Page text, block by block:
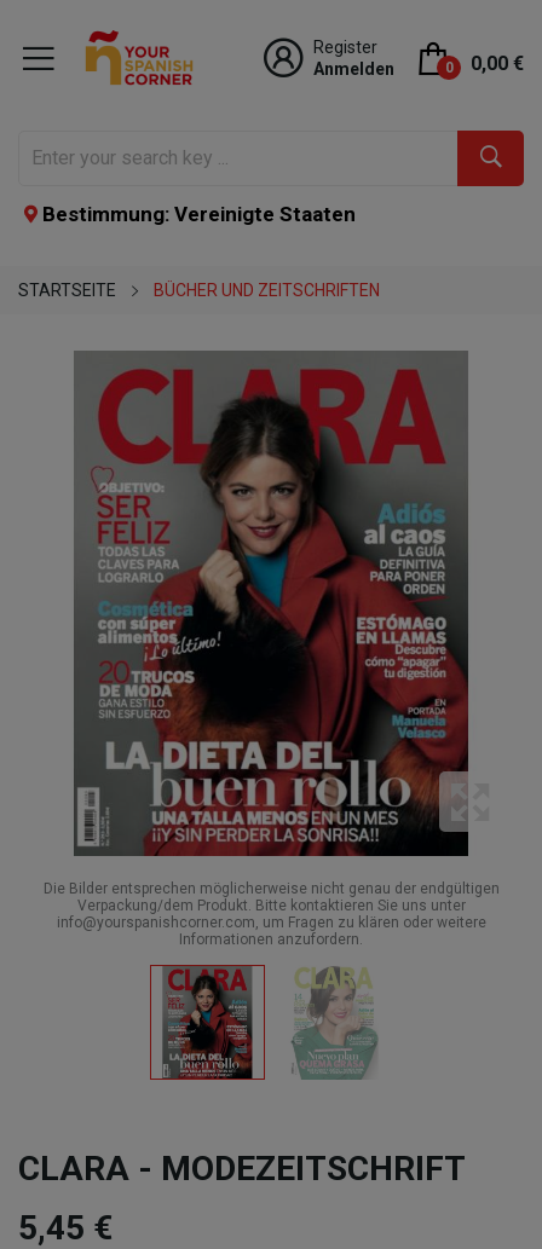
Register
Anmelden
0 0,00 €
Bestimmung: Vereinigte Staaten
STARTSEITE BÜCHER UND ZEITSCHRIFTEN
Die Bilder entsprechen möglicherweise nicht genau der endgültigen
Verpackung/dem Produkt. Bitte kontaktieren Sie uns unter
info@yourspanishcorner.com, um Fragen zu klären oder weitere
Informationen anzufordern.
CLARA - MODEZEITSCHRIFT
5,45 €